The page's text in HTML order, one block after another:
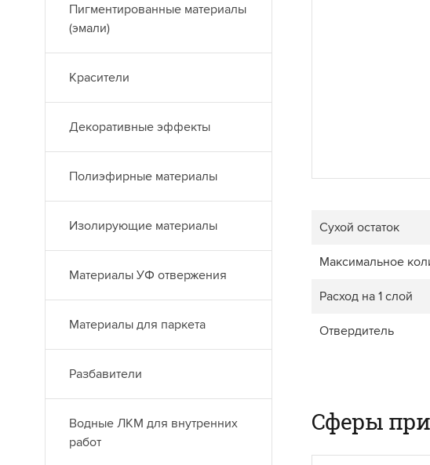
Пигментированные материалы
(эмали)
Красители
Декоративные эффекты
Полиэфирные материалы
Изолирующие материалы
Материалы УФ отвержения
Материалы для паркета
Разбавители
Водные ЛКМ для внутренних
работ
Сухой остаток
Максимальное
Расход на 1 слой
Отвердитель
Сферы